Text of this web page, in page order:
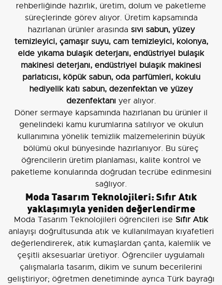
rehberliğinde hazırlık, üretim, dolum ve paketleme
süreçlerinde görev alıyor. Üretim kapsamında
hazırlanan ürünler arasında sıvı sabun, yüzey
temizleyici, çamaşır suyu, cam temizleyici, kolonya,
elde yıkama bulaşık deterjanı, endüstriyel bulaşık
makinesi deterjanı, endüstriyel bulaşık makinesi
parlatıcısı, köpük sabun, oda parfümleri, kokulu
hediyelik katı sabun, dezenfektan ve yüzey
dezenfektanı yer alıyor.
Döner sermaye kapsamında hazırlanan bu ürünler il
genelindeki kamu kurumlarına satılıyor ve okulun
kullanımına yönelik temizlik malzemelerinin büyük
bölümü okul bünyesinde hazırlanıyor. Bu süreç
öğrencilerin üretim planlaması, kalite kontrol ve
paketleme konularında doğrudan tecrübe edinmesini
sağlıyor.
Moda Tasarım Teknolojileri: Sıfır Atık
yaklaşımıyla yeniden değerlendirme
Moda Tasarım Teknolojileri öğrencileri ise Sıfır Atık
anlayışı doğrultusunda atık ve kullanılmayan kıyafetleri
değerlendirerek, atık kumaşlardan çanta, kalemlik ve
çeşitli aksesuarlar üretiyor. Öğrenciler uygulamalı
çalışmalarla tasarım, dikim ve sunum becerilerini
geliştiriyor; öğretmen denetiminde ayrıca Türk bayrağı